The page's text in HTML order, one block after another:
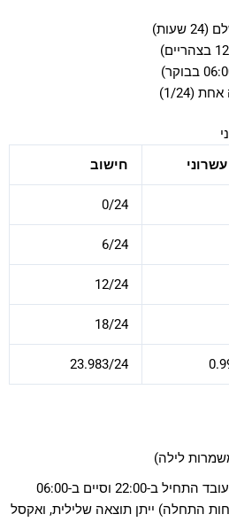
שעות)
(1/24)
חישוב
0/24
6/24
12/24
18/24
23.983/24
לילה)
עובד התחיל ב-22:00 וסיים ב-06:00
התחלה) ייתן תוצאה שלילית, ואקסל